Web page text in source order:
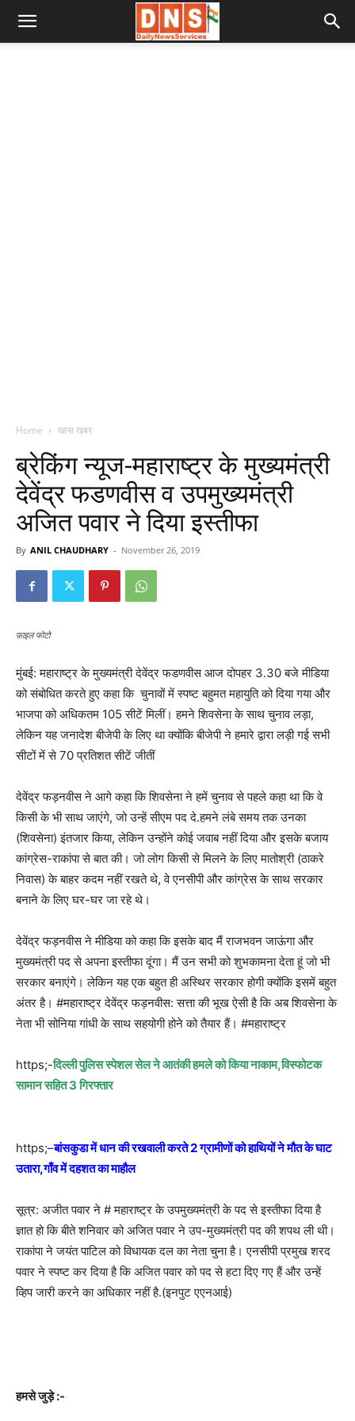
Home खास खबर
ब्रेकिंग न्यूज-महाराष्ट्र के मुख्यमंत्री
देवेंद्र फडणवीस व उपमुख्यमंत्री
अजित पवार ने दिया इस्तीफा
By ANIL CHAUDHARY - November 26, 2019
फ़ाइल फोटो
मुंबई: महाराष्ट्र के मुख्यमंत्री देवेंद्र फडणवीस आज दोपहर 3.30 बजे मीडिया
को संबोधित करते हुए कहा कि चुनावों में स्पष्ट बहुमत महायुति को दिया गया और
भाजपा को अधिकतम 105 सीटें मिलीं। हमने शिवसेना के साथ चुनाव लड़ा,
लेकिन यह जनादेश बीजेपी के लिए था क्योंकि बीजेपी ने हमारे द्वारा लड़ी गई सभी
सीटों में से 70 प्रतिशत सीटें जीतीं
देवेंद्र फड़नवीस ने आगे कहा कि शिवसेना ने हमें चुनाव से पहले कहा था कि वे
किसी के भी साथ जाएंगे, जो उन्हें सीएम पद दे.हमने लंबे समय तक उनका
(शिवसेना) इंतजार किया, लेकिन उन्होंने कोई जवाब नहीं दिया और इसके बजाय
कांग्रेस-राकांपा से बात की। जो लोग किसी से मिलने के लिए मातोश्री (ठाकरे
निवास) के बाहर कदम नहीं रखते थे, वे एनसीपी और कांग्रेस के साथ सरकार
बनाने के लिए घर-घर जा रहे थे।
देवेंद्र फड़नवीस ने मीडिया को कहा कि इसके बाद मैं राजभवन जाऊंगा और
मुख्यमंत्री पद से अपना इस्तीफा दूंगा। मैं उन सभी को शुभकामना देता हूं जो भी
सरकार बनाएंगे। लेकिन यह एक बहुत ही अस्थिर सरकार होगी क्योंकि इसमें बहुत
अंतर है। #महाराष्ट्रदेवेंद्र फड़नवीस: सत्ता की भूख ऐसी है कि अब शिवसेना के
नेता भी सोनिया गांधी के साथ सहयोगी होने को तैयार हैं। #महाराष्ट्र
https;-दिल्ली पुलिस स्पेशल सेल ने आतंकी हमले को किया नाकाम,विस्फोटक
सामान सहित 3 गिरफ्तार
https;–बांसकुडा में धान की रखवाली करते 2 ग्रामीणों को हाथियों ने मौत के घाट
उतारा,गाँव में दहशत का माहौल
सूत्र: अजीत पवार ने # महाराष्ट्र के उपमुख्यमंत्री के पद से इस्तीफा दिया है
ज्ञात हो कि बीते शनिवार को अजित पवार ने उप-मुख्यमंत्री पद की शपथ ली थी।
राकांपा ने जयंत पाटिल को विधायक दल का नेता चुना है। एनसीपी प्रमुख शरद
पवार ने स्पष्ट कर दिया है कि अजित पवार को पद से हटा दिए गए हैं और उन्हें
व्हिप जारी करने का अधिकार नहीं है.(इनपुट एएनआई)
हमसे जुड़े :-